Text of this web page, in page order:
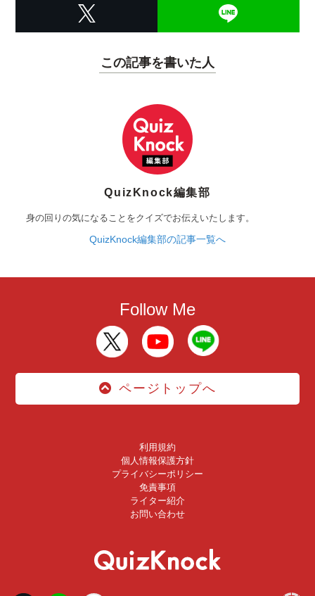
この記事を書いた人
QuizKnock編集部
身の回りの気になることをクイズでお伝えいたします。
QuizKnock編集部の記事一覧へ
Follow Me
ページトップへ
利用規約
個人情報保護方針
プライバシーポリシー
免責事項
ライター紹介
お問い合わせ